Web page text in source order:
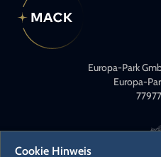
Europa-Park
Europa-
Cookie Hinweis